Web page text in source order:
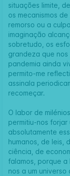
situações limite,
os mecanismos
remorso ou a
imaginação
sobretudo, os
grandeza que
pandemia ainda
permito-me
assinala
recomeçar.
O labor de
permitiu-nos
absolutamente
humanos, de leis,
ciência, de
falamos, porque a
nos a um